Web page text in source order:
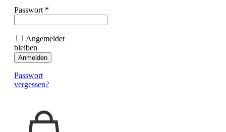
Passwort *
Angemeldet
bleiben
Anmelden
Passwort
vergessen?